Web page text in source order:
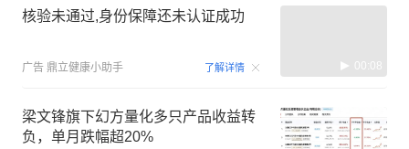
核验未通过,身份保障还未认证成功
广告 鼎立健康小助手 了解详情 00:08
梁文锋旗下幻方量化多只产品收益转
负，单月跌幅超20%